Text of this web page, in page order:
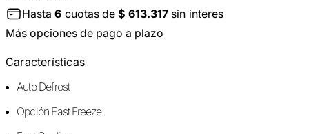
Hasta6 cuotas de$ 613.317 sin interes
Más opciones de pago a plazo
Características
Auto Defrost
Opción Fast Freeze